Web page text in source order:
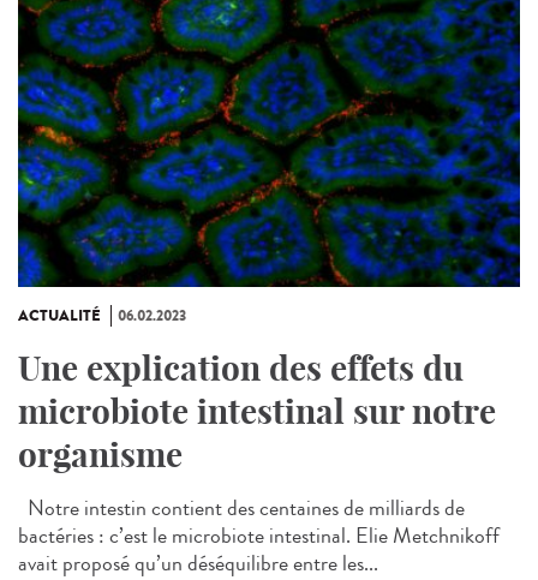
ACTUALITÉ 06.02.2023
Une explication des effets du
microbiote intestinal sur notre
organisme
Notre intestin contient des centaines de milliards de
bactéries : c’est le microbiote intestinal. Elie Metchnikoff
avait proposé qu’un déséquilibre entre les...